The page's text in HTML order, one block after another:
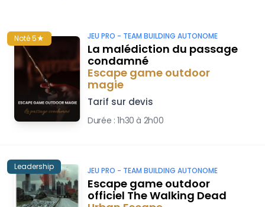
Noté 5★ JEU PRO - TEAM BUILDING AUTONOME
La malédiction du passage
condamné
Escape game outdoor
magie
Tarif sur devis
Durée :1h30 à 2h00
Leadership JEU PRO - TEAM BUILDING AUTONOME
Escape game outdoor
officiel The Walking Dead